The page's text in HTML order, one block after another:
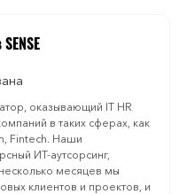
оказывающий IT HR
в таких сферах, как
Fintech. Наши
ИТ-аутсорсинг,
месяцев мы
клиентов и проектов, и